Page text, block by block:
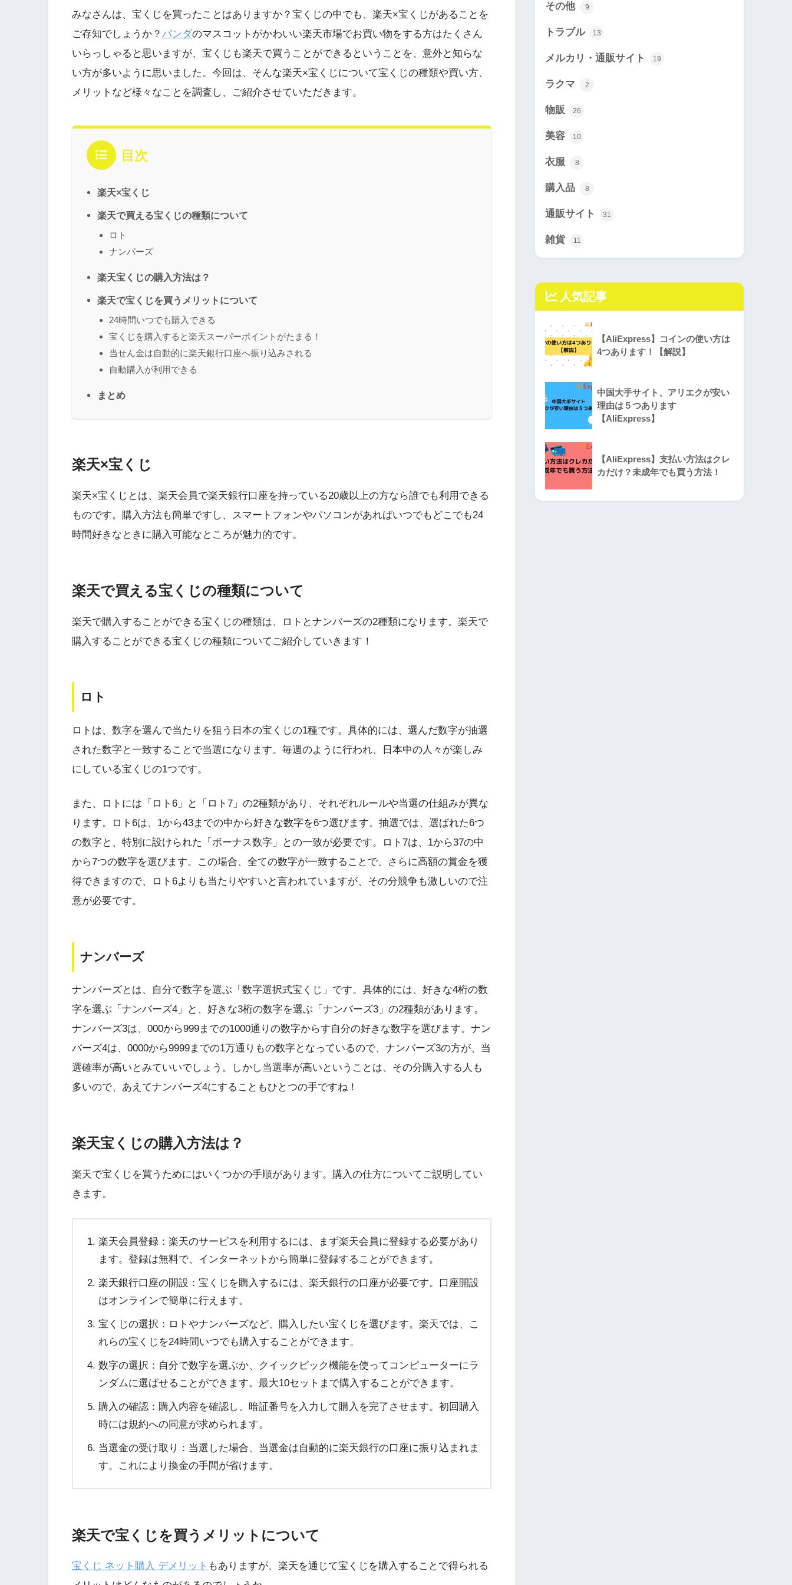
みなさんは、宝くじを買ったことはありますか？宝くじの中でも、楽天×宝くじがあることを
ご存知でしょうか？ パンダのマスコットがかわいい楽天市場でお買い物をする方はたくさん
いらっしゃると思いますが、宝くじも楽天で買うことができるということを、意外と知らな
い方が多いように思いました。今回は、そんな楽天×宝くじについて宝くじの種類や買い方、
メリットなど様々なことを調査し、ご紹介させていただきます。
目次
楽天×宝くじ
楽天で買える宝くじの種類について
ロト
ナンバーズ
楽天宝くじの購入方法は？
楽天で宝くじを買うメリットについて
24時間いつでも購入できる
宝くじを購入すると楽天スーパーポイントがたまる！
当せん金は自動的に楽天銀行口座へ振り込みされる
自動購入が利用できる
まとめ
楽天×宝くじ
楽天×宝くじとは、楽天会員で楽天銀行口座を持っている20歳以上の方なら誰でも利用できる
ものです。購入方法も簡単ですし、スマートフォンやパソコンがあればいつでもどこでも24
時間好きなときに購入可能なところが魅力的です。
楽天で買える宝くじの種類について
楽天で購入することができる宝くじの種類は、ロトとナンバーズの2種類になります。楽天で
購入することができる宝くじの種類についてご紹介していきます！
ロト
ロトは、数字を選んで当たりを狙う日本の宝くじの1種です。具体的には、選んだ数字が抽選
された数字と一致することで当選になります。毎週のように行われ、日本中の人々が楽しみ
にしている宝くじの1つです。
また、ロトには「ロト6」と「ロト7」の2種類があり、それぞれルールや当選の仕組みが異な
ります。ロト6は、1から43までの中から好きな数字を6つ選びます。抽選では、選ばれた6つ
の数字と、特別に設けられた「ボーナス数字」との一致が必要です。ロト7は、1から37の中
から7つの数字を選びます。この場合、全ての数字が一致することで、さらに高額の賞金を獲
得できますので、ロト6よりも当たりやすいと言われていますが、その分競争も激しいので注
意が必要です。
ナンバーズ
ナンバーズとは、自分で数字を選ぶ「数字選択式宝くじ」です。具体的には、好きな4桁の数
字を選ぶ「ナンバーズ4」と、好きな3桁の数字を選ぶ「ナンバーズ3」の2種類があります。
ナンバーズ3は、000から999までの1000通りの数字からす自分の好きな数字を選びます。ナン
バーズ4は、0000から9999までの1万通りもの数字となっているので、ナンバーズ3の方が、当
選確率が高いとみていいでしょう。しかし当選率が高いということは、その分購入する人も
多いので、あえてナンバーズ4にすることもひとつの手ですね！
楽天宝くじの購入方法は？
楽天で宝くじを買うためにはいくつかの手順があります。購入の仕方についてご説明してい
きます。
楽天会員登録：楽天のサービスを利用するには、まず楽天会員に登録する必要があり
ます。登録は無料で、インターネットから簡単に登録することができます。
楽天銀行口座の開設：宝くじを購入するには、楽天銀行の口座が必要です。口座開設
はオンラインで簡単に行えます。
宝くじの選択：ロトやナンバーズなど、購入したい宝くじを選びます。楽天では、こ
れらの宝くじを24時間いつでも購入することができます。
数字の選択：自分で数字を選ぶか、クイックピック機能を使ってコンピューターにラ
ンダムに選ばせることができます。最大10セットまで購入することができます。
購入の確認：購入内容を確認し、暗証番号を入力して購入を完了させます。初回購入
時には規約への同意が求められます。
当選金の受け取り：当選した場合、当選金は自動的に楽天銀行の口座に振り込まれま
す。これにより換金の手間が省けます。
楽天で宝くじを買うメリットについて
宝くじ ネット購入 デメリット もありますが、楽天を通じて宝くじを購入することで得られる
その他 9
トラブル 13
メルカリ・通販サイト 19
ラクマ 2
物販 26
美容 10
衣服 8
購入品 8
通販サイト 31
雑貨 11
人気記事
【AliExpress】コインの使い方は
4つあります！【解説】
中国大手サイト、アリエクが安い
理由は５つあります
【AliExpress】
【AliExpress】支払い方法はクレ
カだけ？未成年でも買う方法！